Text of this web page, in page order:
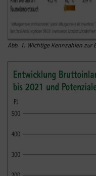
Abb. 1: Wichtige Kennzahlen zur